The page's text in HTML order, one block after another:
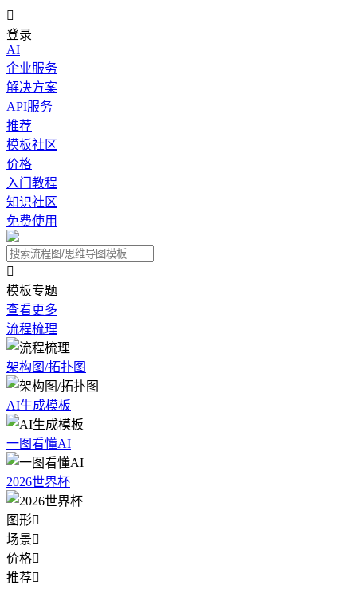

登录
AI
企业服务
解决方案
API服务
推荐
模板社区
价格
入门教程
知识社区
免费使用

模板专题
查看更多
流程梳理
架构图/拓扑图
AI生成模板
一图看懂AI
2026世界杯
图形
场景
价格
推荐